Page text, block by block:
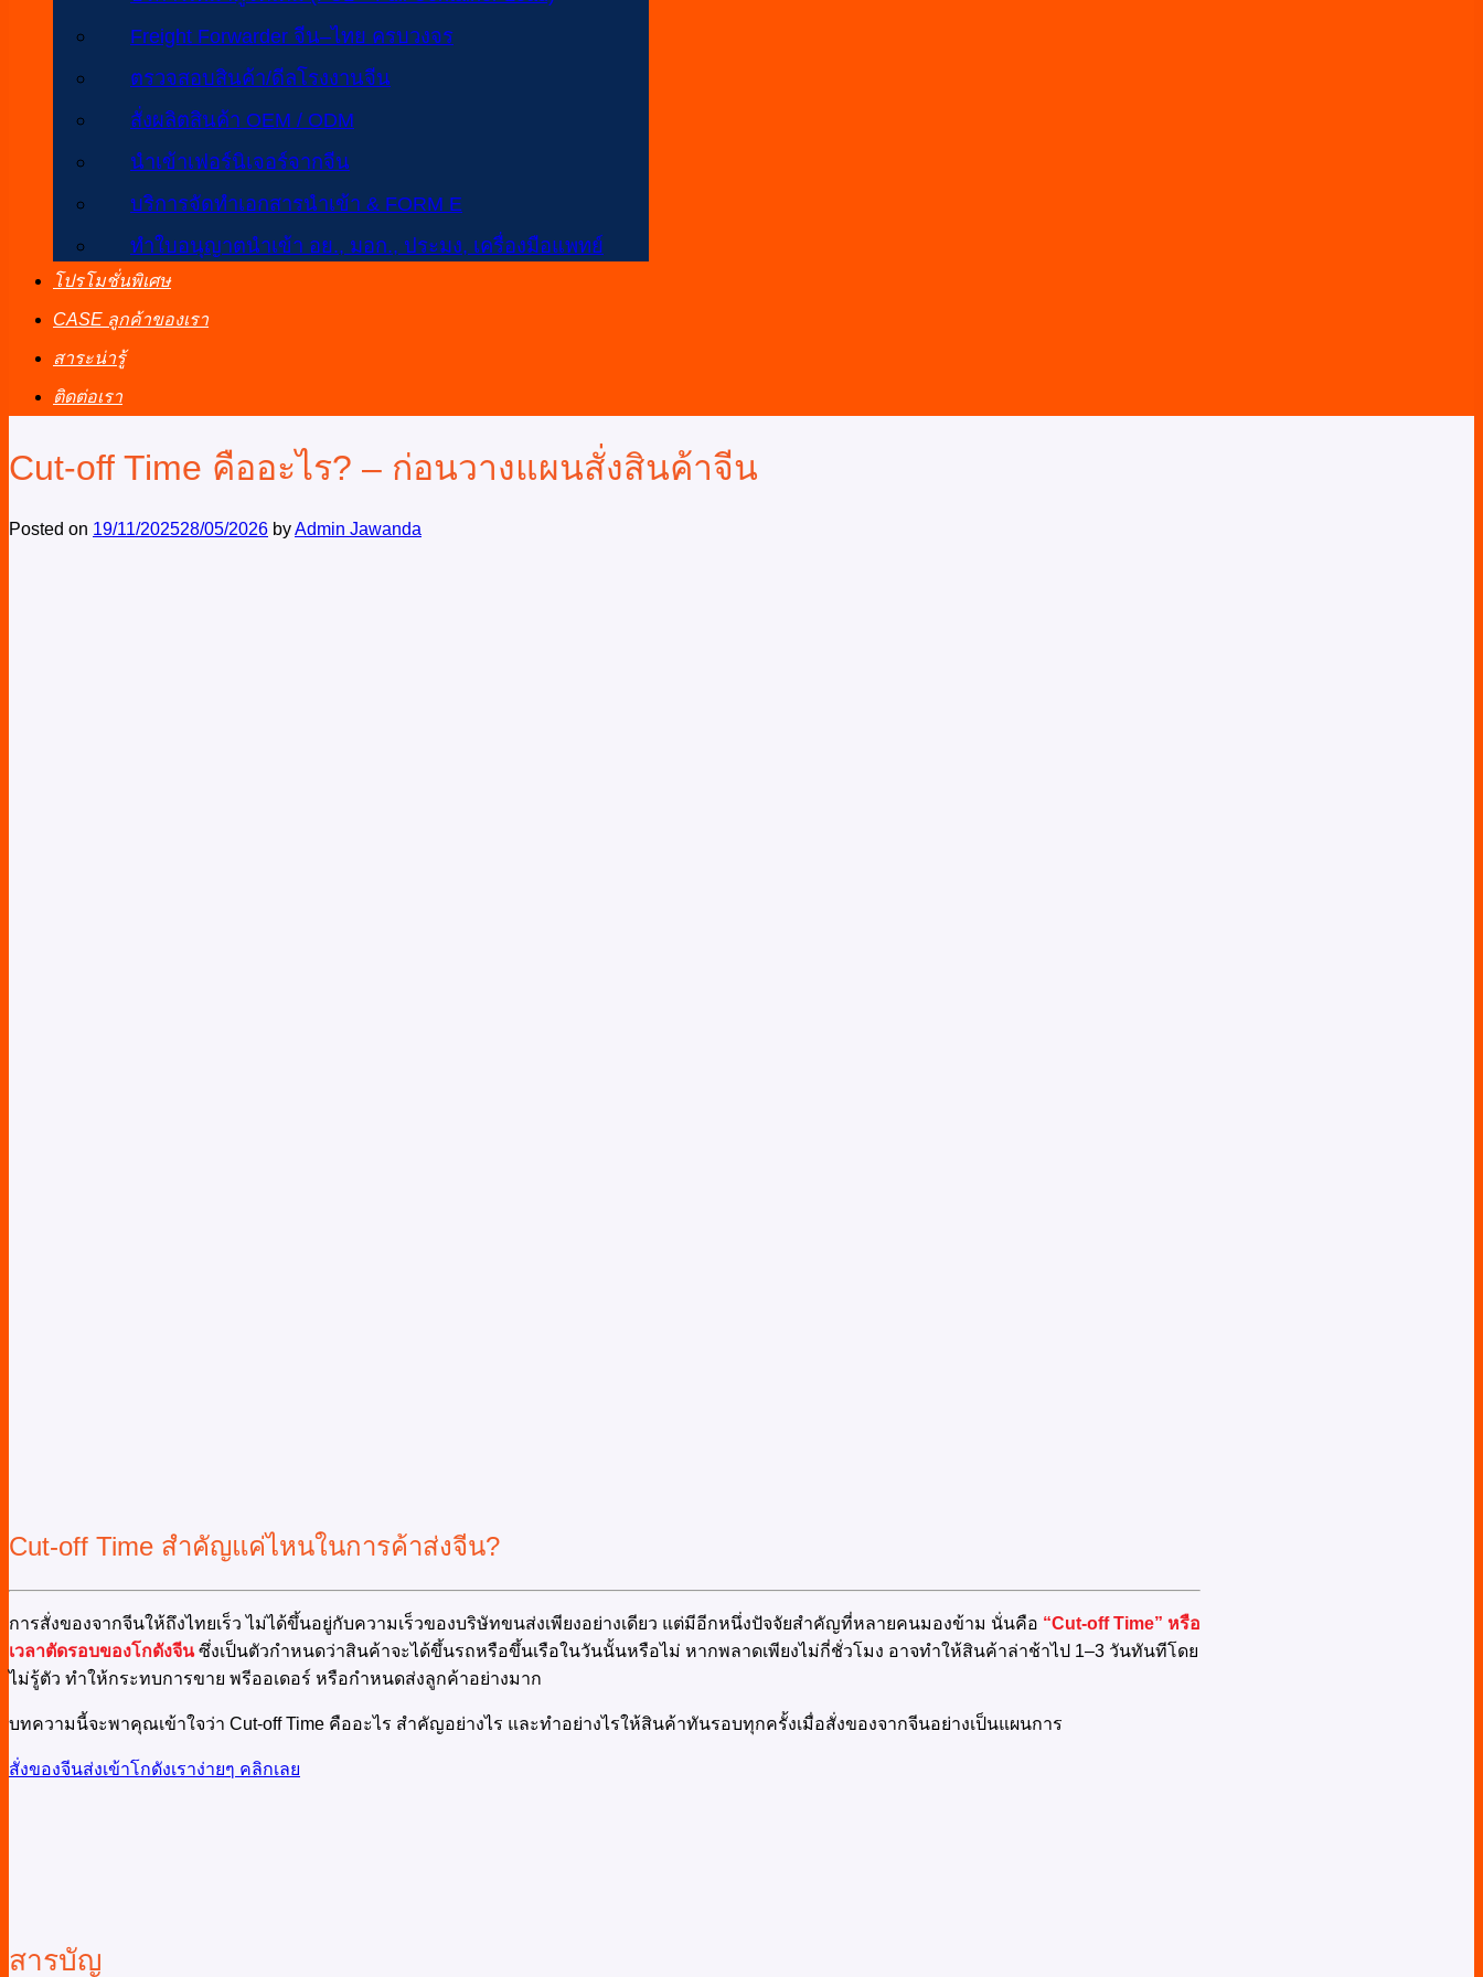
Freight Forwarder จีน–ไทย ครบวงจร
ตรวจสอบสินค้า/ดีลโรงงานจีน
สั่งผลิตสินค้า OEM / ODM
นำเข้าเฟอร์นิเจอร์จากจีน
บริการจัดทำเอกสารนำเข้า & FORM E
ทำใบอนุญาตนำเข้า อย., มอก., ประมง, เครื่องมือแพทย์
โปรโมชั่นพิเศษ
CASE ลูกค้าของเรา
สาระน่ารู้
ติดต่อเรา
Cut-off Time คืออะไร? – ก่อนวางแผนสั่งสินค้าจีน
Posted on 19/11/202528/05/2026 byAdmin Jawanda
Cut-off Time สำคัญแค่ไหนในการค้าส่งจีน?
การสั่งของจากจีนให้ถึงไทยเร็ว ไม่ได้ขึ้นอยู่กับความเร็วของบริษัทขนส่งเพียงอย่างเดียว แต่มีอีกหนึ่งปัจจัยสำคัญที่หลายคนมองข้าม นั่นคือ “Cut-off Time” หรือ
เวลาตัดรอบของโกดังจีนซึ่งเป็นตัวกำหนดว่าสินค้าจะได้ขึ้นรถหรือขึ้นเรือในวันนั้นหรือไม่ หากพลาดเพียงไม่กี่ชั่วโมง อาจทำให้สินค้าล่าช้าไป 1–3 วันทันทีโดย
ไม่รู้ตัว ทำให้กระทบการขาย พรีออเดอร์ หรือกำหนดส่งลูกค้าอย่างมาก
บทความนี้จะพาคุณเข้าใจว่า Cut-off Time คืออะไร สำคัญอย่างไร และทำอย่างไรให้สินค้าทันรอบทุกครั้งเมื่อสั่งของจากจีนอย่างเป็นแผนการ
สั่งของจีนส่งเข้าโกดังเราง่ายๆ คลิกเลย
สารบัญ